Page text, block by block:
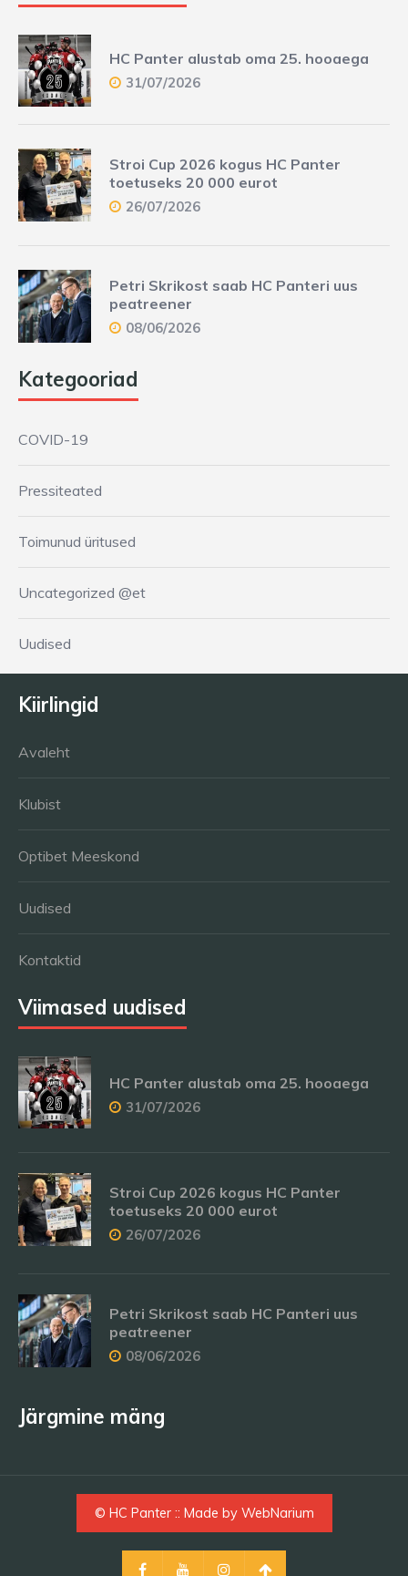
HC Panter alustab oma 25. hooaega
31/07/2026
Stroi Cup 2026 kogus HC Panter
toetuseks 20 000 eurot
26/07/2026
Petri Skrikost saab HC Panteri uus
peatreener
08/06/2026
Kategooriad
COVID-19
Pressiteated
Toimunud üritused
Uncategorized @et
Uudised
Kiirlingid
Avaleht
Klubist
Optibet Meeskond
Uudised
Kontaktid
Viimased uudised
HC Panter alustab oma 25. hooaega
31/07/2026
Stroi Cup 2026 kogus HC Panter
toetuseks 20 000 eurot
26/07/2026
Petri Skrikost saab HC Panteri uus
peatreener
08/06/2026
Järgmine mäng
© HC Panter :: Made by WebNarium